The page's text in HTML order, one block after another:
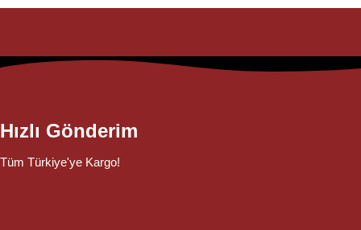
Hızlı Gönderim
Tüm Türkiye'ye Kargo!